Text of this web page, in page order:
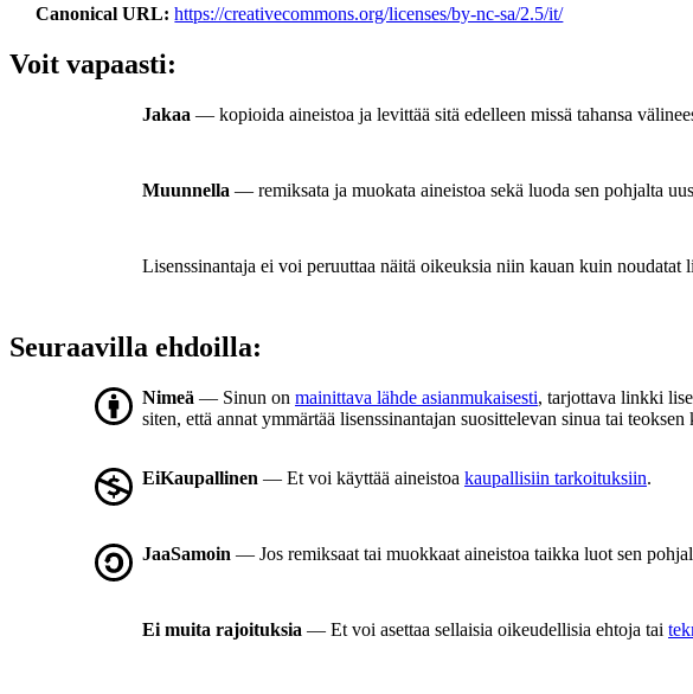
Canonical URL https://creativecommons.org/licenses/by-nc-sa/2.5/it/
Voit vapaasti:
Jakaa — kopioida aineistoa ja levittää sitä edelleen missä tahansa
Muunnella — remiksata ja muokata aineistoa sekä luoda sen pohjalta
Lisenssinantaja ei voi peruuttaa näitä oikeuksia niin kauan kuin noudatat
Seuraavilla ehdoilla:
Nimeä — Sinun on mainittava lähde asianmukaisesti, tarjottava linkki
siten, että annat ymmärtää lisenssinantajan suosittelevan sinua tai teoksen
EiKaupallinen — Et voi käyttää aineistoa kaupallisiin tarkoituksiin.
JaaSamoin — Jos remiksaat tai muokkaat aineistoa taikka luot sen
Ei muita rajoituksia — Et voi asettaa sellaisia oikeudellisia ehtoja tai